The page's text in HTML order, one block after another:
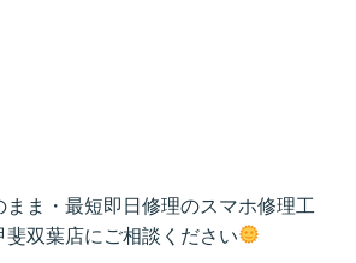
まま・最短即日修理のスマホ修理工
斐双葉店にご相談ください